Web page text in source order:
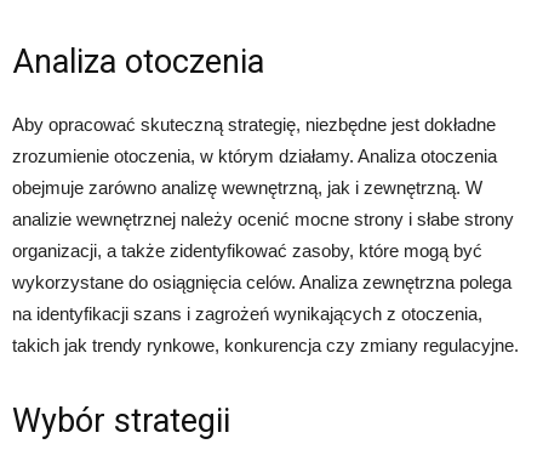
Analiza otoczenia
Aby opracować skuteczną strategię, niezbędne jest dokładne
zrozumienie otoczenia, w którym działamy. Analiza otoczenia
obejmuje zarówno analizę wewnętrzną, jak i zewnętrzną. W
analizie wewnętrznej należy ocenić mocne strony i słabe strony
organizacji, a także zidentyfikować zasoby, które mogą być
wykorzystane do osiągnięcia celów. Analiza zewnętrzna polega
na identyfikacji szans i zagrożeń wynikających z otoczenia,
takich jak trendy rynkowe, konkurencja czy zmiany regulacyjne.
Wybór strategii